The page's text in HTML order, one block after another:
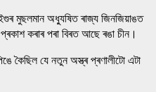
মুছলমান অধ্যুষিত ৰাজ্য জিনজিয়াঙত
কৰাৰ পৰা বিৰত আছে ৰঙা চীন।
কৈছিল যে নতুন অস্ত্ৰ প্ৰণালীটো এটা